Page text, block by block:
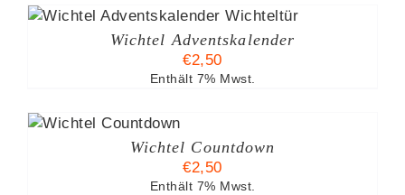
Wichtel Adventskalender
€2,50
Enthält 7% Mwst.
Wichtel Countdown
€2,50
Enthält 7% Mwst.